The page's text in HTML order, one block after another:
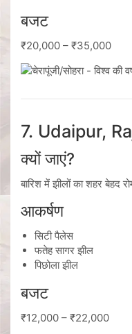
बजट
₹20,000 – ₹35,000
7. Udaipur,
क्यों जाएं?
बारिश में झीलों का शहर बेहद
आकर्षण
सिटी पैलेस
फतेह सागर झील
पिछोला झील
बजट
₹12,000 – ₹22,000